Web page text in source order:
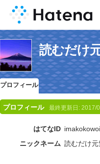
読むだけ
プロフィール
プロフィール 最終更新日: 2017/
はてなID
ニックネーム 読むだけ元